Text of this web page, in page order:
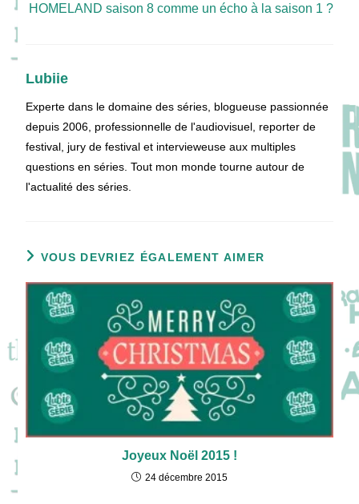
HOMELAND saison 8 comme un écho à la saison 1 ?
Lubiie
Experte dans le domaine des séries, blogueuse passionnée
depuis 2006, professionnelle de l'audiovisuel, reporter de
festival, jury de festival et intervieweuse aux multiples
questions en séries. Tout mon monde tourne autour de
l'actualité des séries.
VOUS DEVRIEZ ÉGALEMENT AIMER
Joyeux Noël 2015 !
24 décembre 2015